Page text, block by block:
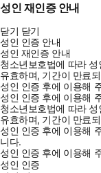
성인 재인증 안내
닫기 닫기
성인 인증 안내
성인 재인증 안내
청소년보호법에 따라
유효하며, 기간이 만료
성인 인증 후에 이용해
성인 인증 후에 이용해
청소년보호법에 따라
유효하며, 기간이 만료
성인 인증 후에 이용해
니다.
성인 인증 후에 이용해
성인 인증